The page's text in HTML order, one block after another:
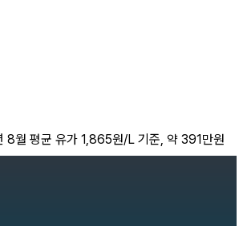
8월 평균 유가 1,865원/L 기준, 약 391만원